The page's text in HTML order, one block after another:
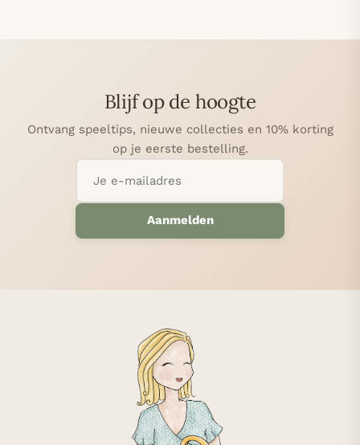
Blijf op de hoogte
Ontvang speeltips, nieuwe collecties en 10% korting
op je eerste bestelling.
Aanmelden